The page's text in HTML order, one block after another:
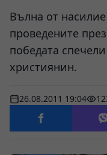
Вълна от
проведените
победата
християнин.
26.08.2011 19:04